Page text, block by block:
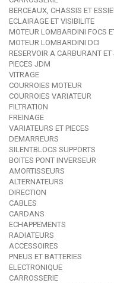
BERCEAUX, CHASSIS ET
ECLAIRAGE ET VISIBILITE
MOTEUR LOMBARDINI FOCS
MOTEUR LOMBARDINI DCI
RESERVOIR A CARBURANT
PIECES JDM
VITRAGE
COURROIES MOTEUR
COURROIES VARIATEUR
FILTRATION
FREINAGE
VARIATEURS ET PIECES
DEMARREURS
SILENTBLOCS SUPPORTS
BOITES PONT INVERSEUR
AMORTISSEURS
ALTERNATEURS
DIRECTION
CABLES
CARDANS
ECHAPPEMENTS
RADIATEURS
ACCESSOIRES
PNEUS ET BATTERIES
ELECTRONIQUE
CARROSSERIE